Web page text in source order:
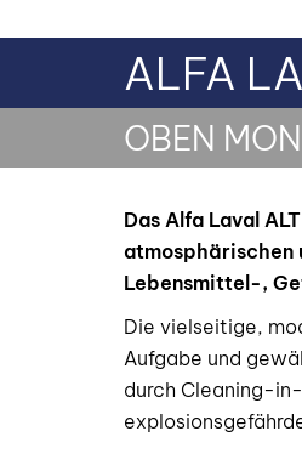
ALFA
OBEN
Das Alfa Laval
atmosphärischen
Lebensmittel-,
Die vielseitige,
Aufgabe und
durch Cleaning-